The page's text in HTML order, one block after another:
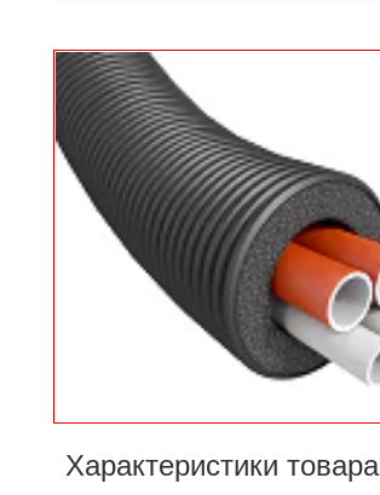
Характеристики товара